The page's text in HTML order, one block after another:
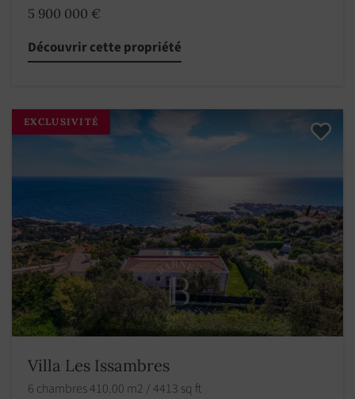
5 900 000 €
Découvrir cette propriété
EXCLUSIVITÉ
Villa Les Issambres
6 chambres 410.00 m2 / 4413 sq ft